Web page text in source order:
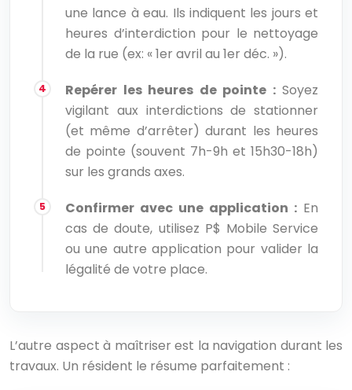
une lance à eau. Ils indiquent les jours et
heures d’interdiction pour le nettoyage
de la rue (ex: « 1er avril au 1er déc. »).
Repérer les heures de pointe :Soyez
vigilant aux interdictions de stationner
(et même d’arrêter) durant les heures
de pointe (souvent 7h-9h et 15h30-18h)
sur les grands axes.
Confirmer avec une application : En
cas de doute, utilisez P$ Mobile Service
ou une autre application pour valider la
légalité de votre place.
L’autre aspect à maîtriser est la navigation durant les
travaux. Un résident le résume parfaitement :